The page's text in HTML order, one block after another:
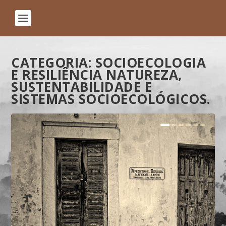
CATEGORIA: SOCIOECOLOGIA
E RESILIÊNCIA NATUREZA,
SUSTENTABILIDADE E
SISTEMAS SOCIOECOLÓGICOS.